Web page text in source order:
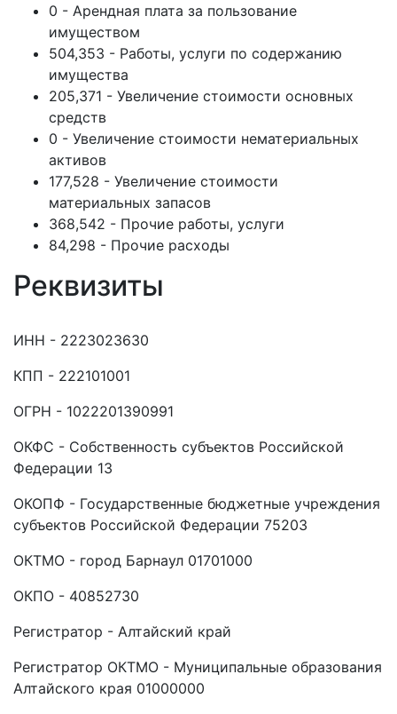
0 - Арендная плата за пользование
имуществом
504,353 - Работы, услуги по содержанию
имущества
205,371 - Увеличение стоимости основных
средств
0 - Увеличение стоимости нематериальных
активов
177,528 - Увеличение стоимости
материальных запасов
368,542 - Прочие работы, услуги
84,298 - Прочие расходы
Реквизиты
ИНН - 2223023630
КПП - 222101001
ОГРН - 1022201390991
ОКФС - Собственность субъектов Российской
Федерации 13
ОКОПФ - Государственные бюджетные учреждения
субъектов Российской Федерации 75203
ОКТМО - город Барнаул 01701000
ОКПО - 40852730
Регистратор - Алтайский край
Регистратор ОКТМО - Муниципальные образования
Алтайского края 01000000